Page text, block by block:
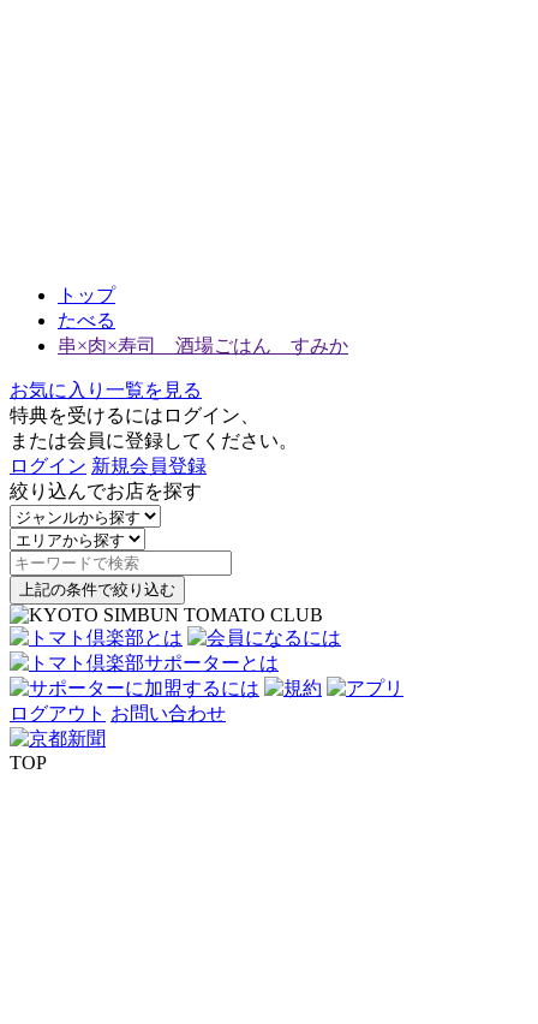
トップ
たべる
串×肉×寿司 酒場ごはん すみか
お気に入り一覧を見る
特典を受けるにはログイン、
または会員に登録してください。
ログイン 新規会員登録
絞り込んでお店を探す
上記の条件で絞り込む
ログアウト お問い合わせ
TOP